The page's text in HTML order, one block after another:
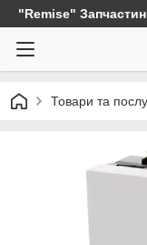
"Remise"
Товари та